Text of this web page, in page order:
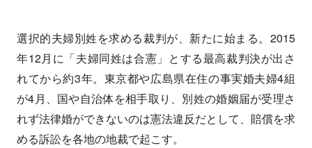
選択的夫婦別姓を求める裁判が、新たに始まる。2015
年12月に「夫婦同姓は合憲」とする最高裁判決が出さ
れてから約3年。東京都や広島県在住の事実婚夫婦4組
が4月、国や自治体を相手取り、別姓の婚姻届が受理さ
れず法律婚ができないのは憲法違反だとして、賠償を求
める訴訟を各地の地裁で起こす。